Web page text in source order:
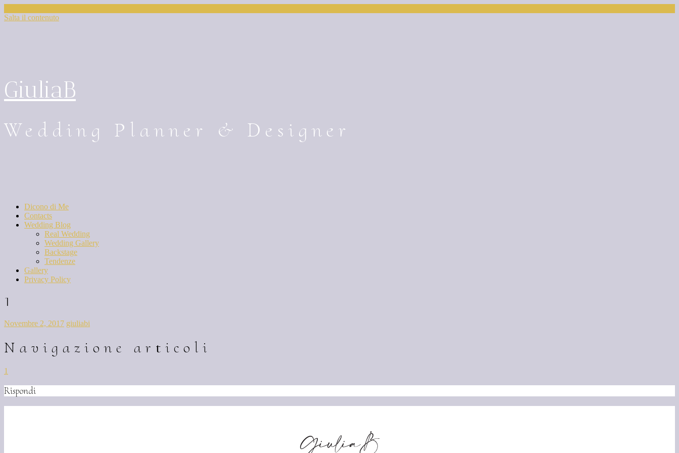
Salta il contenuto
GiuliaB
Wedding Planner & Designer
Dicono di Me
Contacts
Wedding Blog
Real Wedding
Wedding Gallery
Backstage
Tendenze
Gallery
Privacy Policy
1
Novembre 2, 2017 giuliabi
Navigazione articoli
1
Rispondi